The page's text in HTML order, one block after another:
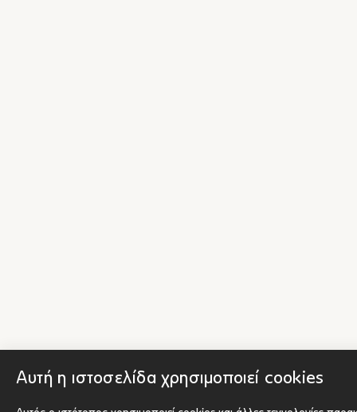
Αυτή η ιστοσελίδα χρησιμοποιεί cookies